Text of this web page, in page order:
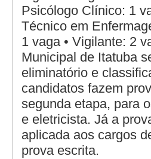
Psicólogo Clínico: 1
Técnico em
1 vaga • Vigilante: 2
Municipal de Itatuba
eliminatório e
candidatos fazem
segunda etapa, para
e eletricista. Já a
aplicada aos cargos
prova escrita.